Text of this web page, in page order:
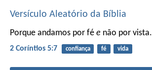
Versículo Aleatório da Bíblia
Porque andamos por fé e não por vista.
2 Coríntios 5:7 confiança fé vida